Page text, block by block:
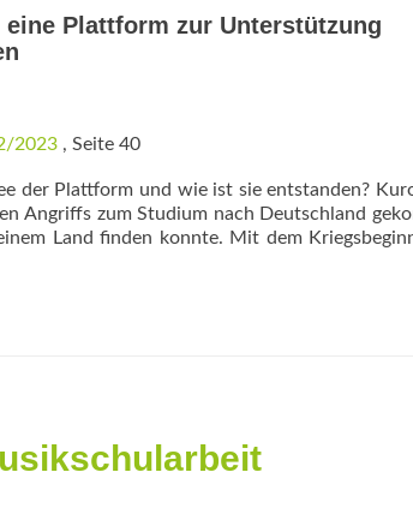
Plattform zur Unterstützung
2023 , Seite 40
der Plattform und wie ist sie entstanden?
Angriffs zum Studium nach Deutschland
Land finden konnte. Mit dem